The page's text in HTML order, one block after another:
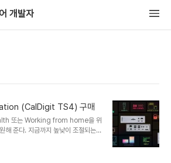
개발자
(CalDigit TS4) 구매
또는 Working from home을 위
해 준다. 지금까지 높낮이 조절되는
매했고 9월 달에 말이 되도록 아무